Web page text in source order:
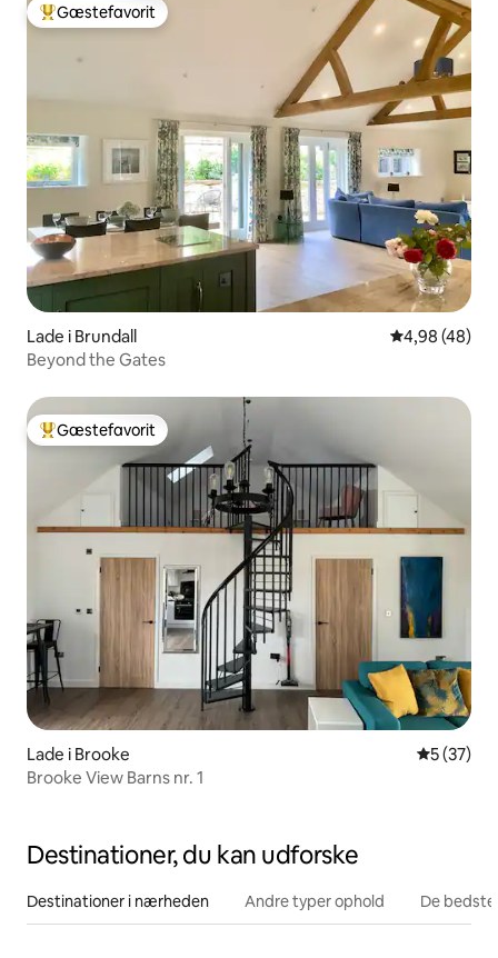
Bedste gæstefavorit
Gæstefavorit
Lade i Brundall 4,98 ud af 5 i
4,98 (48)
Beyond the Gates
Bedste gæstefavorit
Gæstefavorit
Lade i Brooke 5 ud af 5 i
5 (37)
Brooke View Barns nr. 1
Destinationer, du kan udforske
Destinationer i nærheden Andre typer ophold De